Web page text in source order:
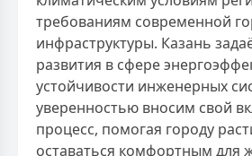
требованиям современной
инфраструктуры. Казань
развития в сфере
устойчивости инженерных
уверенностью вносим свой
процесс, помогая городу
оставаться комфортным для